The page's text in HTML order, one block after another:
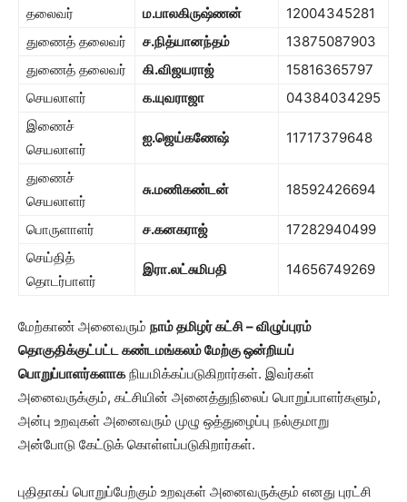
தலைவர்
ம.பாலகிருஷ்ணன்
12004345281
துணைத் தலைவர்
ச.நித்யானந்தம்
13875087903
துணைத் தலைவர்
கி.விஜயராஜ்
15816365797
செயலாளர்
க.யுவராஜா
04384034295
இணைச்
செயலாளர்
ஐ.ஜெய்கணேஷ் 11717379648
துணைச்
செயலாளர்
சு.மணிகண்டன் 18592426694
பொருளாளர் ச.கனகராஜ்
17282940499
செய்தித்
தொடர்பாளர்
இரா.லட்சுமிபதி 14656749269
மேற்காண் அனைவரும் நாம் தமிழர் கட்சி –விழுப்புரம்
தொகுதிக்குட்பட்ட கண்டமங்கலம் மேற்கு ஒன்றியப்
பொறுப்பாளர்களாகநியமிக்கப்படுகிறார்கள். இவர்கள்
அனைவருக்கும், கட்சியின் அனைத்துநிலைப் பொறுப்பாளர்களும்,
அன்பு உறவுகள் அனைவரும் முழு ஒத்துழைப்பு நல்குமாறு
அன்போடு கேட்டுக் கொள்ளப்படுகிறார்கள்.
புதிதாகப் பொறுப்பேற்கும் உறவுகள் அனைவருக்கும் எனது புரட்சி